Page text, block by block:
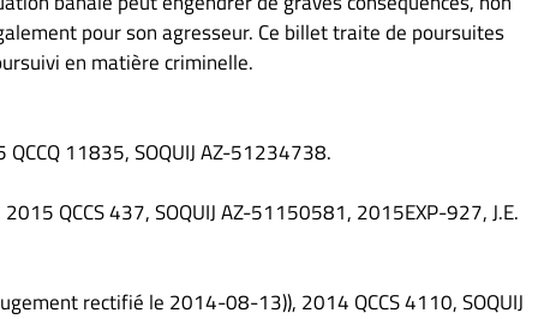
pour son agresseur. Ce billet traite de poursuites
en matière criminelle.
11835, SOQUIJ AZ-51234738.
QCCS 437, SOQUIJ AZ-51150581, 2015EXP-927, J.E.
rectifié le 2014-08-13)), 2014 QCCS 4110, SOQUIJ